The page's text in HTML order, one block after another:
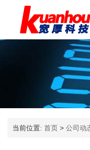
当前位置: 首页 > 公司动